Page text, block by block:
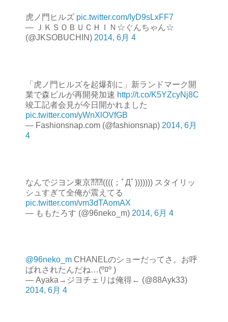
虎ノ門ヒルズ pic.twitter.com/IyD9sLxFF7
— ＪＫＳＯＢＵＣＨＩＮ☆ぐんちゃん☆
(@JKSOBUCHIN) 2014, 6月 4
「虎ノ門ヒルズを起爆剤に」新ランドマーク開
業で森ビルが再開発加速 http://t.co/K5YZcyNj8C
竣工記者会見が今日開かれました
pic.twitter.com/yWnXlOVfGB
— Fashionsnap.com (@fashionsnap) 2014, 6月
4
なんでジヨン東京⁈⁈⁈((((；ﾟДﾟ))))))) スタイリッ
シュすぎて全俺が震えてる
pic.twitter.com/vm3dTAomAX
— ももたろす (@96neko_m) 2014, 6月 4
@96neko_m CHANELのショーだってさ。お呼
ばれされたんだね…(ºﾛº )
— Ayaka→ジヨチェリは俺得← (@88Ayk33)
2014, 6月 4